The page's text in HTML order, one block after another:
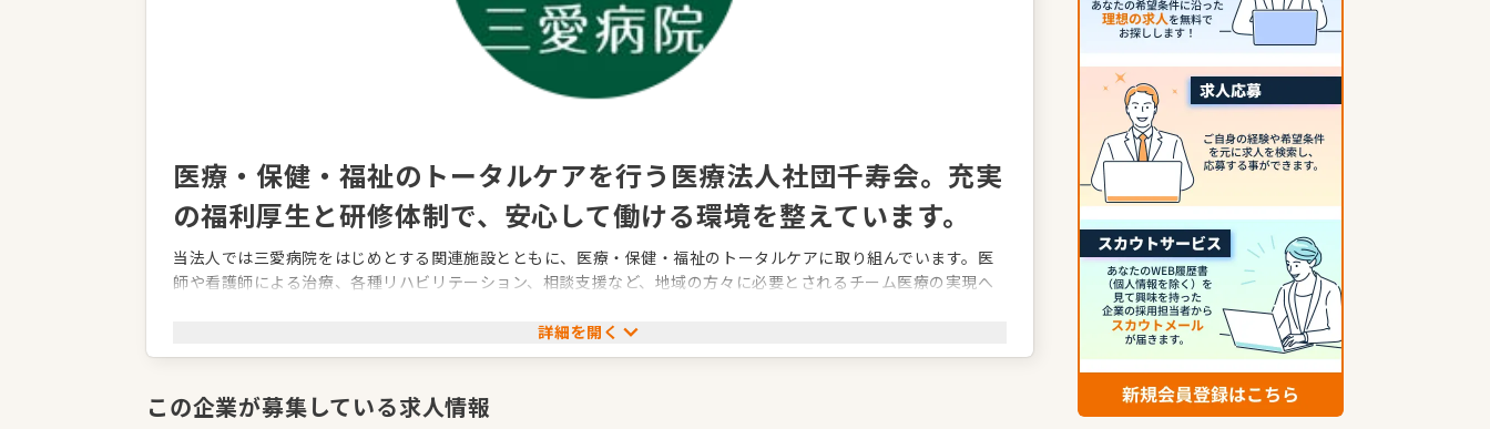
医療・保健・福祉のトータルケアを行う医療法人社団千寿会。充実
の福利厚生と研修体制で、安心して働ける環境を整えています。
当法人では三愛病院をはじめとする関連施設とともに、医療・保健・福祉のトータルケアに取り組んでいます。医
師や看護師による治療、各種リハビリテーション、相談支援など、地域の方々に必要とされるチーム医療の実現へ
働く環境の整備にも注力しており、積極的な院内外研修の実施をはじめ、専門職によるキャリアアップサポート、
詳細を開く
この企業が募集している求人情報